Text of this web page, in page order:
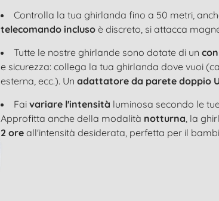
Controlla la tua ghirlanda fino a 50 metri,
telecomando incluso è discreto, si attacca
Tutte le nostre ghirlande sono dotate di un
e sicurezza: collega la tua ghirlanda dove vuoi
esterna, ecc.). Unadattatore da parete doppio
Faivariare l'intensità luminosa secondo le
Approfitta anche della modalità notturna, la
2 ore all'intensità desiderata, perfetta per il